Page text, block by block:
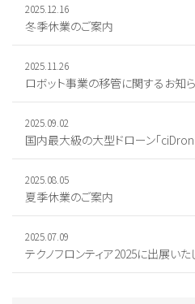
2025.12.16
冬季休業のご案内
2025.11.26
ロボット事業の移管に関するお知
2025.09.02
国内最大級の大型ドローン「
2025.08.05
夏季休業のご案内
2025.07.09
テクノフロンティア2025に出展いた